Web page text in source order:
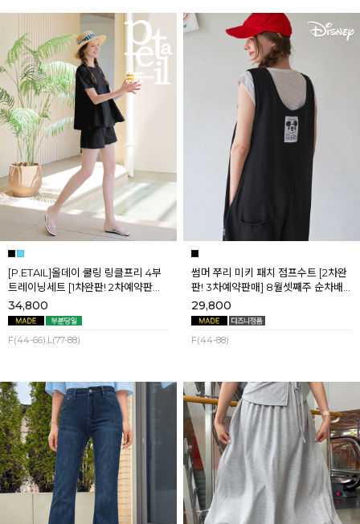
[P.ETAIL]올데이 쿨링 링클프리 4부
트레이닝세트 [1차완판! 2차예약판매]
[블랙L] 8월셋째주 순차배송
34,800
F(44-66),L(77-88)
썸머 쭈리 미키 패치 점프수트 [2차완
판! 3차예약판매] 8월셋째주 순차배
송
29,800
F(44-88)